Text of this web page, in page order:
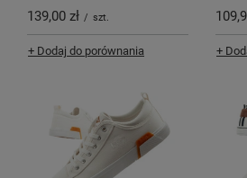
139,00 zł / szt.
+ Dodaj do porównania +